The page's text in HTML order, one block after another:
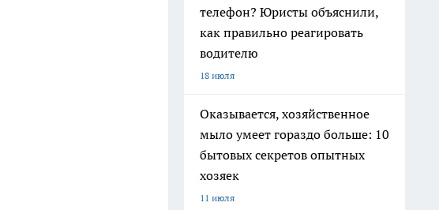
телефон? Юристы объяснили,
как правильно реагировать
водителю
18 июля
Оказывается, хозяйственное
мыло умеет гораздо больше: 10
бытовых секретов опытных
хозяек
11 июля